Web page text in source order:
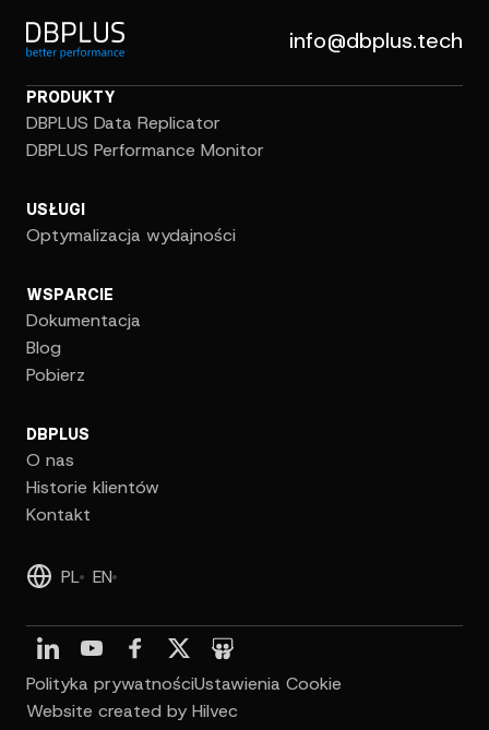
info@dbplus.tech
PRODUKTY
DBPLUS Data Replicator
DBPLUS Performance Monitor
USŁUGI
Optymalizacja wydajności
WSPARCIE
Dokumentacja
Blog
Pobierz
DBPLUS
O nas
Historie klientów
Kontakt
PL EN
Polityka prywatnościUstawienia Cookie
Website created by Hilvec